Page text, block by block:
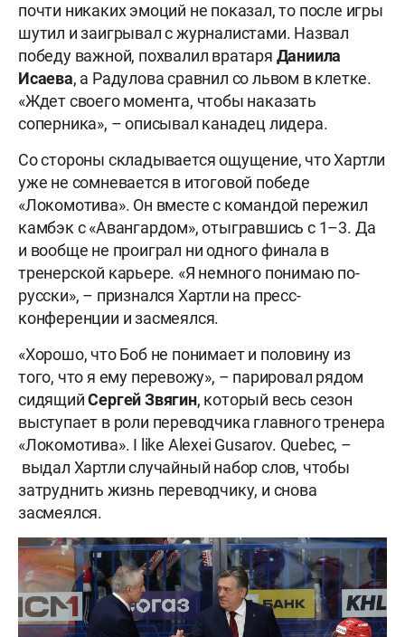
почти никаких эмоций не показал, то после игры
шутил и заигрывал с журналистами. Назвал
победу важной, похвалил вратаря Даниила
Исаева, а Радулова сравнил со львом в клетке.
«Ждет своего момента, чтобы наказать
соперника», – описывал канадец лидера.
Со стороны складывается ощущение, что Хартли
уже не сомневается в итоговой победе
«Локомотива». Он вместе с командой пережил
камбэк с «Авангардом», отыгравшись с 1–3. Да
и вообще не проиграл ни одного финала в
тренерской карьере. «Я немного понимаю по-
русски», – признался Хартли на пресс-
конференции и засмеялся.
«Хорошо, что Боб не понимает и половину из
того, что я ему перевожу», – парировал рядом
сидящийСергей Звягин, который весь сезон
выступает в роли переводчика главного тренера
«Локомотива». I like Alexei Gusarov. Quebec, –
выдал Хартли случайный набор слов, чтобы
затруднить жизнь переводчику, и снова
засмеялся.